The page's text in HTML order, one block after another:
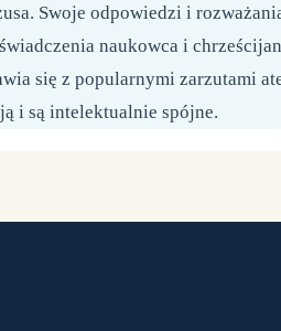
Swoje odpowiedzi i
naukowca i
się z popularnymi zarzutami
i są intelektualnie spójne.